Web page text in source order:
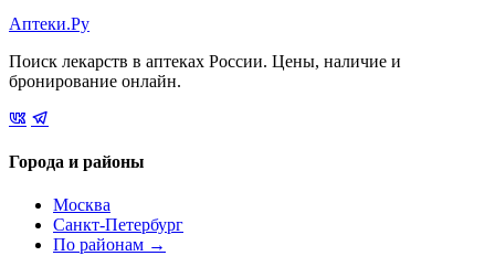
Аптеки.Ру
Поиск лекарств в аптеках России. Цены, наличие и
бронирование онлайн.
Города и районы
Москва
Санкт-Петербург
По районам →